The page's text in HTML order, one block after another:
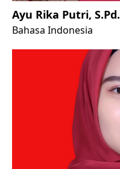
Ayu Rika Putri, S.Pd.
Bahasa Indonesia